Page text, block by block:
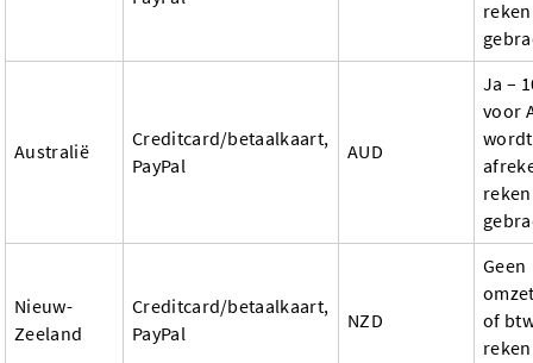
Australië
Creditcard/betaalkaart,
PayPal
AUD
Ja –
voor
Nieuw-
Zeeland
Creditcard/betaalkaart,
PayPal
NZD
Geen
of